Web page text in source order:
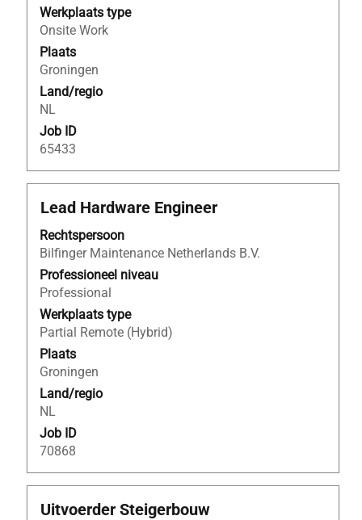
Werkplaats type
Onsite Work
Plaats
Groningen
Land/regio
NL
Job ID
65433
van
de
functiegegevens
weer
te
geven.
Titel
Lead Hardware Engineer
Rechtspersoon
Bilfinger Maintenance Netherlands B.V.
Professioneel niveau
Professional
Werkplaats type
Partial Remote (Hybrid)
Plaats
Groningen
Land/regio
NL
Job ID
70868
Selecteer
spatiebalk
om
de
volledige
inhoud
van
de
functiegegevens
weer
te
geven.
Titel
Uitvoerder Steigerbouw
Selecteer